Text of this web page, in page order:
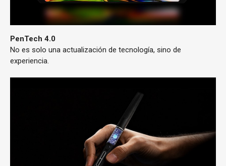
PenTech 4.0
No es solo una actualización de tecnología, sino de
experiencia.